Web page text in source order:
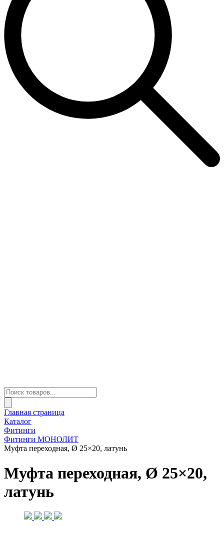
Главная страница
Каталог
Фитинги
Фитинги МОНОЛИТ
Муфта переходная, Ø 25×20, латунь
Муфта переходная, Ø 25×20,
латунь